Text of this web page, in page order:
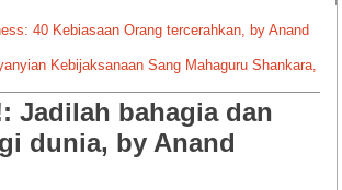
40 Kebiasaan Orang tercerahkan, by Anand
Kebijaksanaan Sang Mahaguru Shankara,
Jadilah bahagia dan
dunia, by Anand